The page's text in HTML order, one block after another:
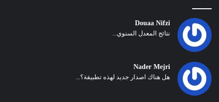
Douaa Nifzi
نتائج المعدل السنوي...
Nader Mejri
هل هناك اصدار جديد لهذه تطبيقة؟...